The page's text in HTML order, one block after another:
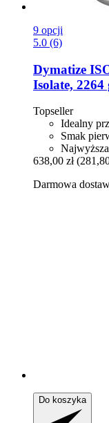
9 opcji
5.0 (6)
Dymatize
Isolate,
Topseller
Idealny
Smak
638,00 zł
Darmowa
Do koszyka